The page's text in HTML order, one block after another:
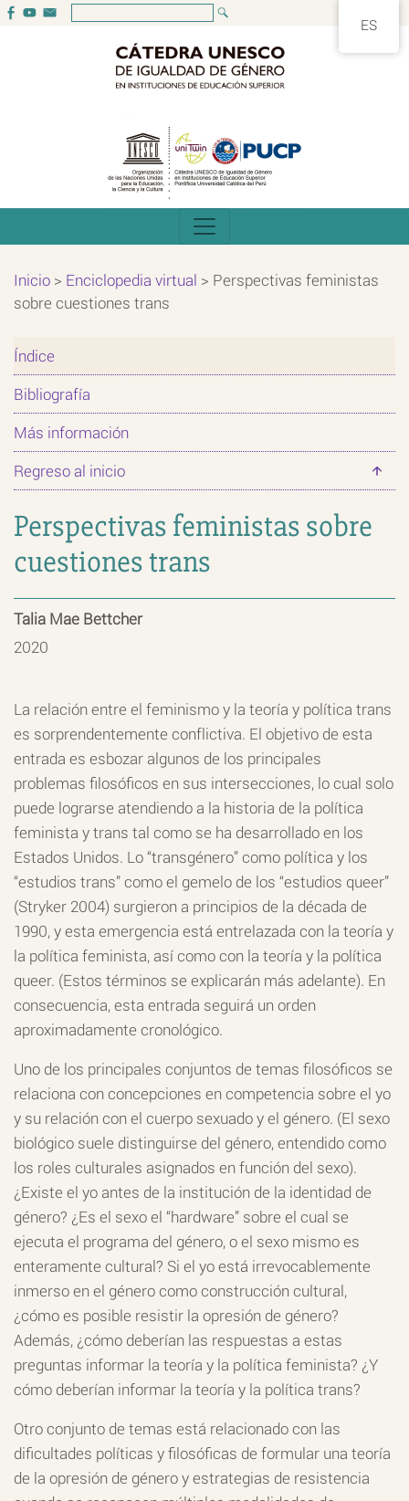
Inicio > Enciclopedia virtual > Perspectivas feministas
sobre cuestiones trans
Índice
Bibliografía
Más información
Regreso al inicio
Perspectivas feministas sobre
cuestiones trans
Talia Mae Bettcher
2020
La relación entre el feminismo y la teoría y política trans
es sorprendentemente conflictiva. El objetivo de esta
entrada es esbozar algunos de los principales
problemas filosóficos en sus intersecciones, lo cual solo
puede lograrse atendiendo a la historia de la política
feminista y trans tal como se ha desarrollado en los
Estados Unidos. Lo “transgénero” como política y los
“estudios trans” como el gemelo de los “estudios queer”
(Stryker 2004) surgieron a principios de la década de
1990, y esta emergencia está entrelazada con la teoría y
la política feminista, así como con la teoría y la política
queer. (Estos términos se explicarán más adelante). En
consecuencia, esta entrada seguirá un orden
aproximadamente cronológico.
Uno de los principales conjuntos de temas filosóficos se
relaciona con concepciones en competencia sobre el yo
y su relación con el cuerpo sexuado y el género. (El sexo
biológico suele distinguirse del género, entendido como
los roles culturales asignados en función del sexo).
¿Existe el yo antes de la institución de la identidad de
género? ¿Es el sexo el “hardware” sobre el cual se
ejecuta el programa del género, o el sexo mismo es
enteramente cultural? Si el yo está irrevocablemente
inmerso en el género como construcción cultural,
¿cómo es posible resistir la opresión de género?
Además, ¿cómo deberían las respuestas a estas
preguntas informar la teoría y la política feminista? ¿Y
cómo deberían informar la teoría y la política trans?
Otro conjunto de temas está relacionado con las
dificultades políticas y filosóficas de formular una teoría
de la opresión de género y estrategias de resistencia
ES